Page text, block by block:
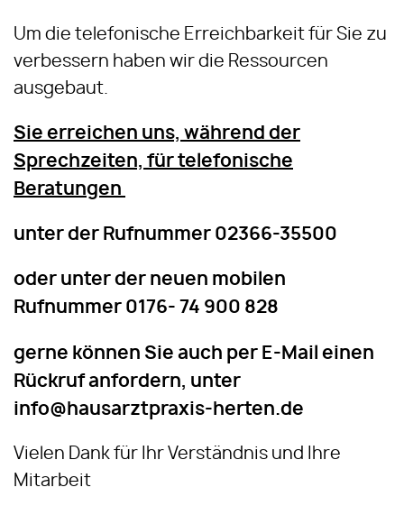
Um die telefonische Erreichbarkeit für Sie zu
verbessern haben wir die Ressourcen
ausgebaut.
Sie erreichen uns, während der
Sprechzeiten, für telefonische
Beratungen
unter der Rufnummer 02366-35500
oder unter der neuen mobilen
Rufnummer 0176- 74 900 828
gerne können Sie auch per E-Mail einen
Rückruf anfordern, unter
info@hausarztpraxis-herten.de
Vielen Dank für Ihr Verständnis und Ihre
Mitarbeit